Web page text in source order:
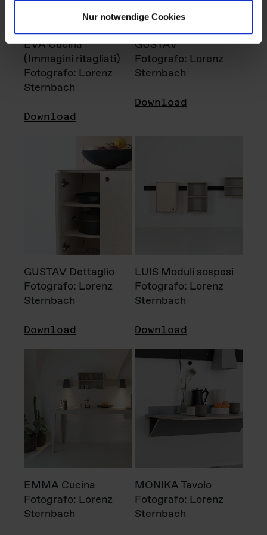
Nur notwendige Cookies
EVA Cucina
(Immagini ritagliati)
Fotografo: Lorenz
Sternbach
Download
GUSTAV
Fotografo: Lorenz
Sternbach
Download
GUSTAV Dettaglio
Fotografo: Lorenz
Sternbach
Download
LUIS Moduli sospesi
Fotografo: Lorenz
Sternbach
Download
EMMA Cucina
Fotografo: Lorenz
Sternbach
MONIKA Tavolo
Fotografo: Lorenz
Sternbach